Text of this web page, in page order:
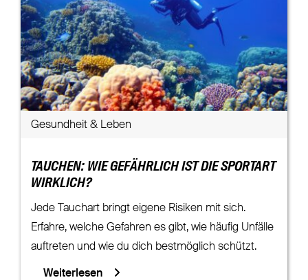
Gesundheit & Leben
TAUCHEN: WIE GEFÄHRLICH IST DIE SPORTART
WIRKLICH?
Jede Tauchart bringt eigene Risiken mit sich.
Erfahre, welche Gefahren es gibt, wie häufig Unfälle
auftreten und wie du dich bestmöglich schützt.
Weiterlesen